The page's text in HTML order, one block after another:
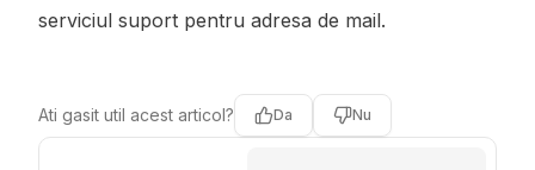
serviciul suport pentru adresa de mail.
Ati gasit util acest articol? Da Nu